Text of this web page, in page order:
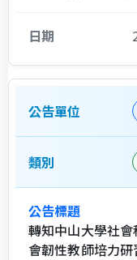
轉知中山大學社
會韌性教師培力研